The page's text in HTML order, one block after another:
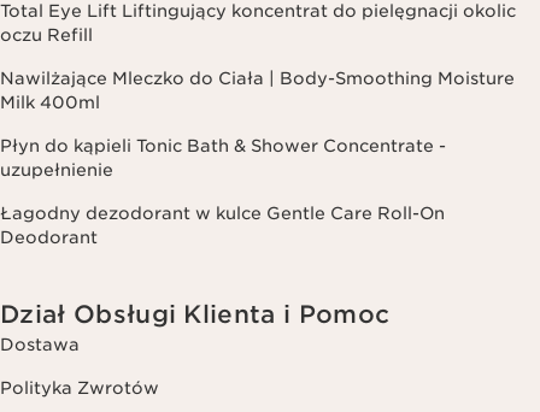
Total Eye Lift Liftingujący koncentrat do pielęgnacji okolic
oczu Refill
Nawilżające Mleczko do Ciała | Body-Smoothing Moisture
Milk 400ml
Płyn do kąpieli Tonic Bath & Shower Concentrate -
uzupełnienie
Łagodny dezodorant w kulce Gentle Care Roll-On
Deodorant
Dział Obsługi Klienta i Pomoc
Dostawa
Polityka Zwrotów